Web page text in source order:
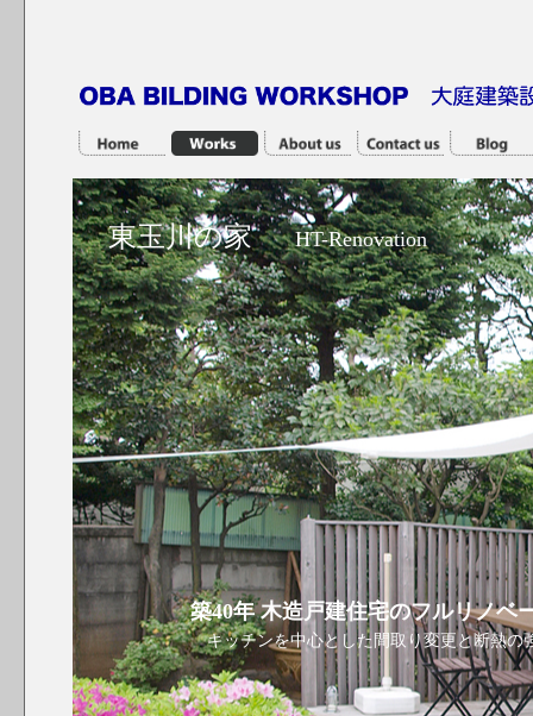
東玉川の家 HT-Renovation
築40年 木造戸建住宅のフルリノベ
キッチンを中心とした間取り変更と断熱の